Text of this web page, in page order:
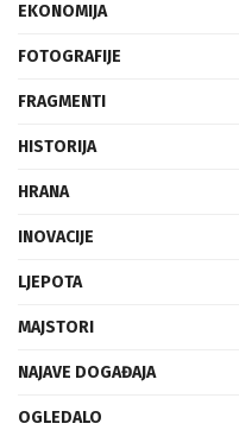
EKONOMIJA
FOTOGRAFIJE
FRAGMENTI
HISTORIJA
HRANA
INOVACIJE
LJEPOTA
MAJSTORI
NAJAVE DOGAĐAJA
OGLEDALO